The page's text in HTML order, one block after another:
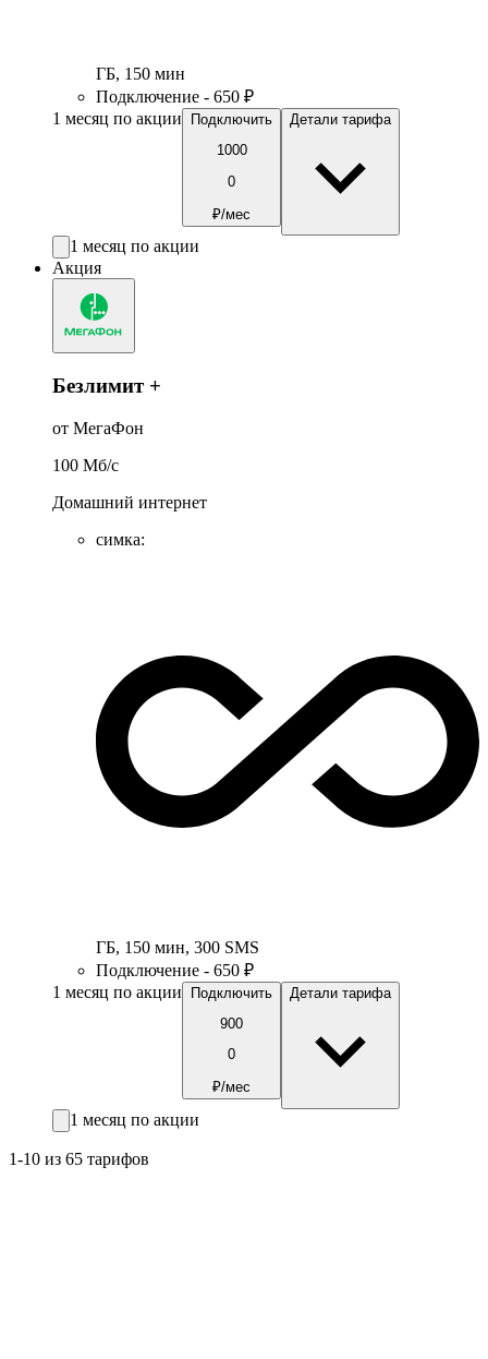
ГБ, 150 мин
Подключение - 650 ₽
1 месяц по акции
Подключить
1000
0
₽/мес
Детали тарифа
1 месяц по акции
Акция
Безлимит +
от МегаФон
100 Мб/c
Домашний интернет
симка:
ГБ, 150 мин, 300 SMS
Подключение - 650 ₽
1 месяц по акции
Подключить
900
0
₽/мес
Детали тарифа
1 месяц по акции
1-10 из 65 тарифов